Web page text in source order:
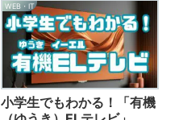
WEB・IT
小学生でもわかる！「有機